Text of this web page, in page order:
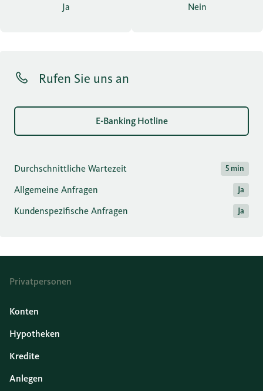
Ja Nein
Rufen Sie uns an
E-Banking Hotline
Durchschnittliche Wartezeit 5 min
Allgemeine Anfragen Ja
Kundenspezifische Anfragen Ja
Privatpersonen
Konten
Hypotheken
Kredite
Anlegen